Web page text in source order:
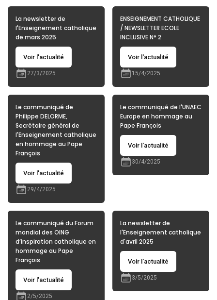
La newsletter de
l'Enseignement catholique
de mars 2025
Voir l'actualité
27/3/2025
ENSEIGNEMENT CATHOLIQUE
/ NEWSLETTER ECOLE
INCLUSIVE N° 2
Voir l'actualité
15/4/2025
Le communiqué de
Philippe DELORME,
Secrétaire général de
l'Enseignement catholique
en hommage au Pape
François
Voir l'actualité
29/4/2025
Le communiqué de l'UNAEC
Europe en hommage au
Pape François
Voir l'actualité
30/4/2025
Le communiqué du Forum
mondial des OING
d’inspiration catholique en
hommage au Pape
François
Voir l'actualité
2/5/2025
La newsletter de
l'Enseignement catholique
d'avril 2025
Voir l'actualité
3/5/2025